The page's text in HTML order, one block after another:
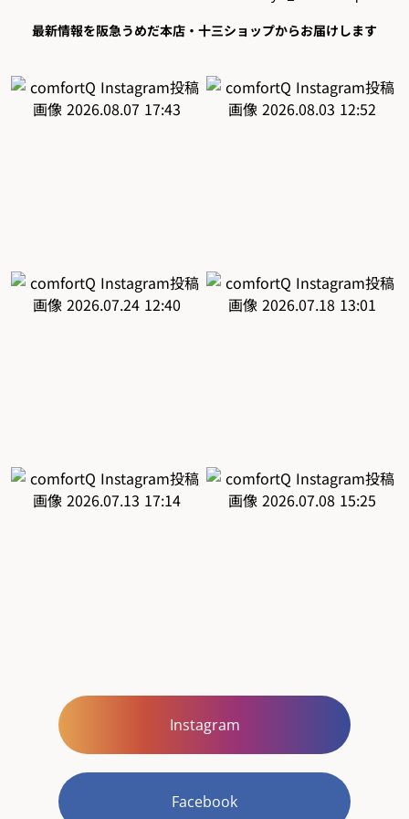
最新情報を阪急うめだ本店・十三ショップからお届けします
Instagram
Facebook